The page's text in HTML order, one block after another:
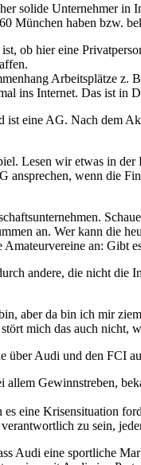
solide Unternehmer in
München haben bzw.
ob hier eine
Arbeitsplätze
ins Internet. Das ist in
eine AG. Nach dem
Lesen wir etwas in
ansprechen, wenn die
an. Wer kann die
an: Gibt
andere, die nicht die
aber da bin ich mir
mich das auch
über Audi und den FCI
allem Gewinnstreben,
eine Krisensituation
zu sein,
Audi eine sportliche